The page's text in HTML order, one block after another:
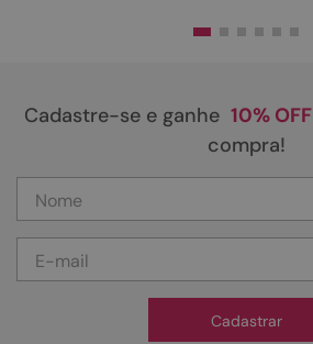
Cadastre-se e ganhe 10% OFF
compra!
Cadastrar